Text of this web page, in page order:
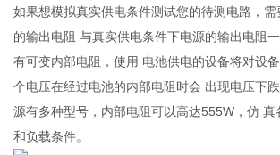
如果想模拟真实供电条件测试您的待测电路，
的输出电阻 与真实供电条件下电源的输出电阻
有可变内部电阻，使用 电池供电的设备将对设
个电压在经过电池的内部电阻时会 出现电压下
源有多种型号，内部电阻可以高达555W，仿 真
和负载条件。